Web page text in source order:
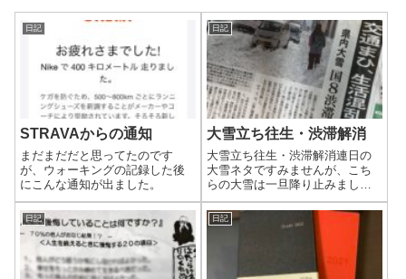
日記
STRAVAからの通知
まだまだだと思ってたのです
が、ウォーキングの記録した後
にこんな通知が出ました。
日記
大雪立ち往生・渋滞解消
大雪立ち往生・渋滞解消連日の
大雪ネタですみませんが、こち
らの大雪は一旦降り止みまし
た。高速道路立ち往生や渋滞は
解消されたようです。ですがま
だ影響は続いております。ドロ
ーンの映像もありました。高速
道路の立ち往生からは脱出した
としても、その先の...
日記 日記